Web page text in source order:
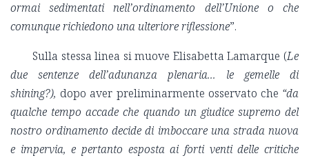
ormai sedimentati nell’ordinamento dell’Unione o che
comunque richiedono una ulteriore riflessione”.
Sulla stessa linea si muove Elisabetta Lamarque (Le
due sentenze dell’adunanza plenaria... le gemelle di
shining?), dopo aver preliminarmente osservato che “da
qualche tempo accade che quando un giudice supremo del
nostro ordinamento decide di imboccare una strada nuova
e impervia, e pertanto esposta ai forti venti delle critiche